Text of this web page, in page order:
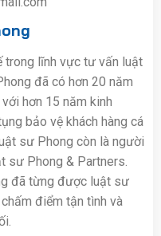
trong lĩnh vực tư vấn luật
đã có hơn 20 năm
hơn 15 năm kinh
bảo vệ khách hàng cá
sư Phong còn là người
sư Phong & Partners.
đã từng được luật sư
điểm tận tình và